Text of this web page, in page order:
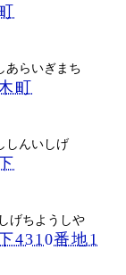
あらいぎまち
町
しんいしげ
げちようしや
4310番地1